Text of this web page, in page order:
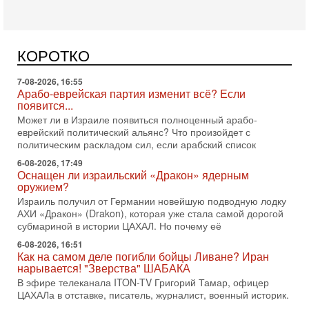
КОРОТКО
политическим раскладом сил, если арабский список
6-08-2026, 17:49
Оснащен ли израильский «Дракон» ядерным
оружием?
Израиль получил от Германии новейшую подводную лодку
АХИ «Дракон» (Drakon), которая уже стала самой дорогой
субмариной в истории ЦАХАЛ. Но почему её
6-08-2026, 16:51
Как на самом деле погибли бойцы Ливане? Иран
нарывается! "Зверства" ШАБАКА
В эфире телеканала ITON-TV Григорий Тамар, офицер
ЦАХАЛа в отставке, писатель, журналист, военный историк.
Ведет программу Александр Гур-Арье.
6-08-2026, 08:20
«Дракон» усилил ВМС Израиля - НОВОСТИ
06/08/2026
Германия передала Израилю новейшую подводную лодку
АХИ «Дракон», которую называют самой мощной
субмариной на Ближнем Востоке. Передача прошла на